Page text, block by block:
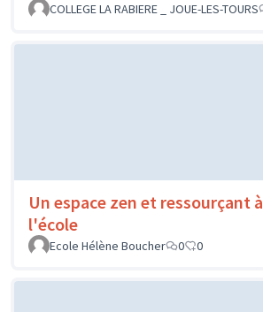
COLLEGE LA RABIERE _ JOUE-LES-TOURS
Un espace zen et ressourçant à
l'école
Ecole Hélène Boucher
0 0